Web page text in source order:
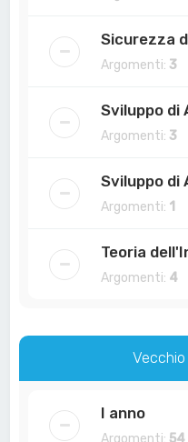
Sicurezza
Argomenti: 3
Sviluppo di
Argomenti: 3
Sviluppo di
Argomenti: 1
Teoria
Argomenti: 4
I anno
Argomenti: 54